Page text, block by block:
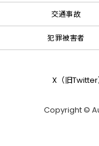
交通事故
犯罪被害者
X（旧Twitter
Copyright ©